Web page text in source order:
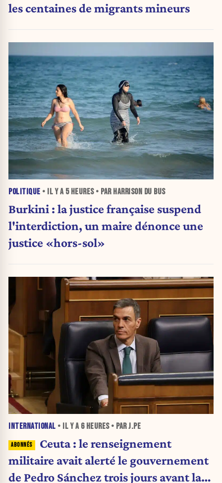
les centaines de migrants mineurs
POLITIQUE • IL Y A 5 HEURES• PAR HARRISON DU BUS
Burkini : la justice française suspend
l'interdiction, un maire dénonce une
justice «hors-sol»
INTERNATIONAL • IL Y A 6 HEURES• PAR J.PE
Ceuta : le renseignement
militaire avait alerté le gouvernement
de Pedro Sánchez trois jours avant la